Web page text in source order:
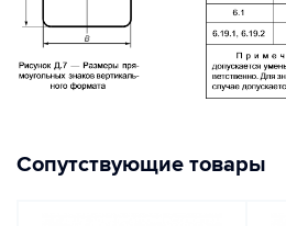
Сопутствующие товары